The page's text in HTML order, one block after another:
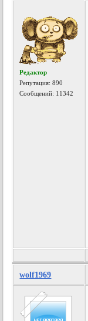
Редактор
Репутация:890
Сообщений: 11342
wolf1969